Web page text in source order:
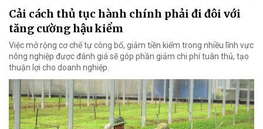
Cải cách thủ tục hành chính phải đi đôi với
tăng cường hậu kiểm
Việc mở rộng cơ chế tự công bố, giảm tiền kiểm trong nhiều lĩnh vực
nông nghiệp được đánh giá sẽ góp phần giảm chi phí tuân thủ, tạo
thuận lợi cho doanh nghiệp.